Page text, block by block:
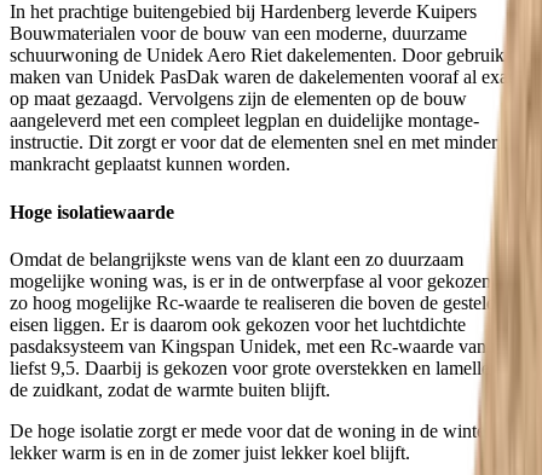
In het prachtige buitengebied bij Hardenberg leverde Kuipers
Bouwmaterialen voor de bouw van een moderne, duurzame
schuurwoning de Unidek Aero Riet dakelementen. Door gebruik te
maken van Unidek PasDak waren de dakelementen vooraf al exact
op maat gezaagd. Vervolgens zijn de elementen op de bouw
aangeleverd met een compleet legplan en duidelijke montage-
instructie. Dit zorgt er voor dat de elementen snel en met minder
mankracht geplaatst kunnen worden.
Hoge isolatiewaarde
Omdat de belangrijkste wens van de klant een zo duurzaam
mogelijke woning was, is er in de ontwerpfase al voor gekozen een
zo hoog mogelijke Rc-waarde te realiseren die boven de gestelde
eisen liggen. Er is daarom ook gekozen voor het luchtdichte
pasdaksysteem van Kingspan Unidek, met een Rc-waarde van maar
liefst 9,5. Daarbij is gekozen voor grote overstekken en lamellen aan
de zuidkant, zodat de warmte buiten blijft.
De hoge isolatie zorgt er mede voor dat de woning in de winter
lekker warm is en in de zomer juist lekker koel blijft.